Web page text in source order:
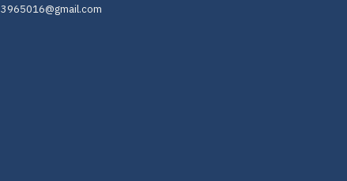
3965016@gmail.com